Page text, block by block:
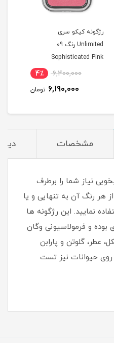
رژگونه کیکو سری
Unlimited رنگ 09
Sophisticated Pink
6,400,000 4٪
6,190,000 تومان
مشخصات
شیگلم بخوبی نیاز شما را برطرف
هر رنگ آن به تنهایی و یا
نمایید. این رژگونه ها
و فرمولاسیونی وگان
عطر، گلوتن و پارابن
حیوانات نیز تست